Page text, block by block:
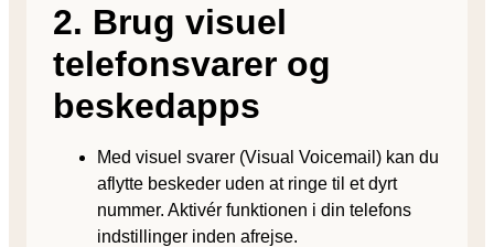
2. Brug visuel
telefonsvarer og
beskedapps
Med visuel svarer (Visual Voicemail) kan du
aflytte beskeder uden at ringe til et dyrt
nummer. Aktivér funktionen i din telefons
indstillinger inden afrejse.